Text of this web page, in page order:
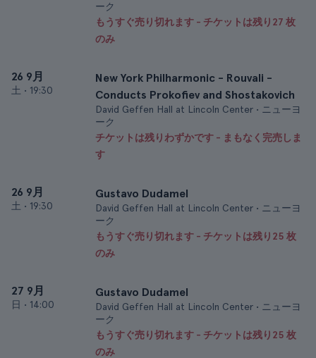
ーク
もうすぐ売り切れます - チケットは残り27 枚
のみ
26 9月
土 • 19:30
New York Philharmonic - Rouvali -
Conducts Prokofiev and Shostakovich
David Geffen Hall at Lincoln Center • ニューヨ
ーク
チケットは残りわずかです - まもなく完売しま
す
26 9月
土 • 19:30
Gustavo Dudamel
David Geffen Hall at Lincoln Center • ニューヨ
ーク
もうすぐ売り切れます - チケットは残り25 枚
のみ
27 9月
日 • 14:00
Gustavo Dudamel
David Geffen Hall at Lincoln Center • ニューヨ
ーク
もうすぐ売り切れます - チケットは残り25 枚
のみ